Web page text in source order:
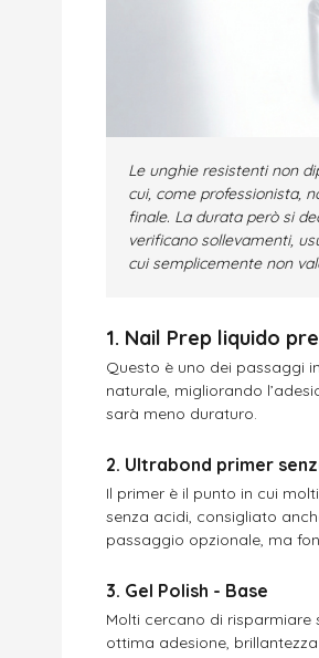
Le unghie resistenti non
cui, come professionista,
finale. La durata però si
verificano sollevamenti,
cui semplicemente non
1. Nail Prep liquido
Questo è uno dei passaggi
naturale, migliorando
sarà meno duraturo.
2. Ultrabond primer
Il primer è il punto in cui
senza acidi, consigliato
passaggio opzionale, ma
3. Gel Polish - Base
Molti cercano di risparmiare
ottima adesione,